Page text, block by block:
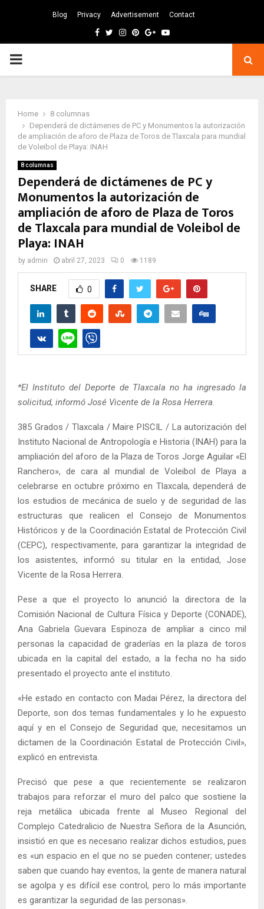
Blog Privacy Advertisement Contact
Facebook
TwitterInstagram
Pinterest
GoogleYoutube
PRIMARY
Home
8 columnas
Dependerá de dictámenes de PC y Monumentos la autorización
de ampliación de aforo de Plaza de Toros de Tlaxcala para mundial
de Voleibol de Playa: INAH
8 columnas
Dependerá de dictámenes de PC y
Monumentos la autorización de
ampliación de aforo de Plaza de Toros
de Tlaxcala para mundial de Voleibol de
Playa: INAH
by admin abril 27, 2023 0 1189
SHARE 0
*El Instituto del Deporte de Tlaxcala no ha ingresado la
solicitud, informó José Vicente de la Rosa Herrera.
385 Grados / Tlaxcala / Maire PISCIL / La autorización del
Instituto Nacional de Antropología e Historia (INAH) para la
ampliación del aforo de la Plaza de Toros Jorge Aguilar «El
Ranchero», de cara al mundial de Voleibol de Playa a
celebrarse en octubre próximo en Tlaxcala, dependerá de
los estudios de mecánica de suelo y de seguridad de las
estructuras que realicen el Consejo de Monumentos
Históricos y de la Coordinación Estatal de Protección Civil
(CEPC), respectivamente, para garantizar la integridad de
los asistentes, informó su titular en la entidad, Jose
Vicente de la Rosa Herrera.
Pese a que el proyecto lo anunció la directora de la
Comisión Nacional de Cultura Física y Deporte (CONADE),
Ana Gabriela Guevara Espinoza de ampliar a cinco mil
personas la capacidad de graderías en la plaza de toros
ubicada en la capital del estado, a la fecha no ha sido
presentado el proyecto ante el instituto.
«He estado en contacto con Madai Pérez, la directora del
Deporte, son dos temas fundamentales y lo he expuesto
aquí y en el Consejo de Seguridad que, necesitamos un
dictamen de la Coordinación Estatal de Protección Civil»,
explicó en entrevista.
Precisó que pese a que recientemente se realizaron
trabajos para reforzar el muro del palco que sostiene la
reja metálica ubicada frente al Museo Regional del
Complejo Catedralicio de Nuestra Señora de la Asunción,
insistió en que es necesario realizar dichos estudios, pues
es «un espacio en el que no se pueden contener; ustedes
saben que cuando hay eventos, la gente de manera natural
se agolpa y es difícil ese control, pero lo más importante
es garantizar la seguridad de las personas».